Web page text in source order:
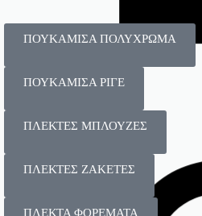
ΠΟΥΚΑΜΙΣΑ ΠΟΛΥΧΡΩΜΑ
ΠΟΥΚΑΜΙΣΑ ΡΙΓΕ
ΠΛΕΚΤΕΣ ΜΠΛΟΥΖΕΣ
ΠΛΕΚΤΕΣ ΖΑΚΕΤΕΣ
ΠΛΕΚΤΑ ΦΟΡΕΜΑΤΑ